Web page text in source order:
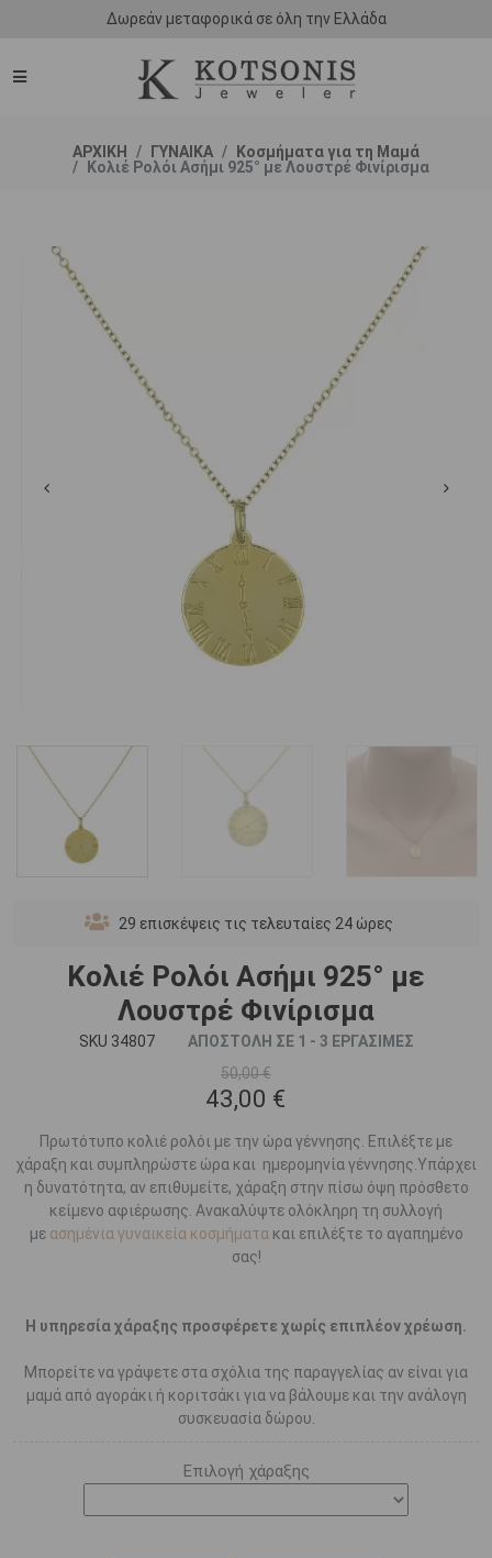
Δωρεάν μεταφορικά σε όλη την Ελλάδα
ΑΡΧΙΚΗ ΓΥΝΑΙΚΑ
Κοσμήματα για τη Μαμά
Κολιέ Ρολόι Ασήμι 925° με Λουστρέ Φινίρισμα
29 επισκέψεις τις τελευταίες 24 ώρες
Κολιέ Ρολόι Ασήμι 925° με
Λουστρέ Φινίρισμα
SKU 34807
ΑΠΟΣΤΟΛΗ ΣΕ 1 - 3 ΕΡΓΑΣΙΜΕΣ
50,00 €
43,00 €
Πρωτότυπο κολιέ ρολόι με την ώρα γέννησης. Επιλέξτε με
χάραξη και συμπληρώστε ώρα και ημερομηνία γέννησης.Υπάρχει
η δυνατότητα, αν επιθυμείτε, χάραξη στην πίσω όψη πρόσθετο
κείμενο αφιέρωσης. ​Ανακαλύψτε ολόκληρη τη συλλογή
με ασημένια γυναικεία κοσμήματα και επιλέξτε το αγαπημένο
σας!
Η υπηρεσία χάραξης προσφέρετε χωρίς επιπλέον χρέωση.
Μπορείτε να γράψετε στα σχόλια της παραγγελίας αν είναι για
μαμά από αγοράκι ή κοριτσάκι για να βάλουμε και την ανάλογη
συσκευασία δώρου.
Επιλογή χάραξης